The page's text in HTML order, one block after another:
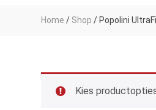
Home / Shop / Popolini
Kies